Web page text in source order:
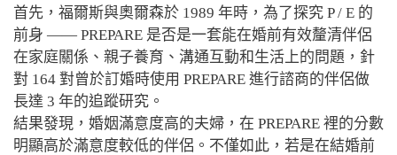
首先，福爾斯與奧爾森於 1989 年時，為了探究 P / E 的
前身 —— PREPARE 是否是一套能在婚前有效釐清伴侶
在家庭關係、親子養育、溝通互動和生活上的問題，針
對 164 對曾於訂婚時使用 PREPARE 進行諮商的伴侶做
長達 3 年的追蹤研究。
結果發現，婚姻滿意度高的夫婦，在 PREPARE 裡的分數
明顯高於滿意度較低的伴侶。不僅如此，若是在結婚前